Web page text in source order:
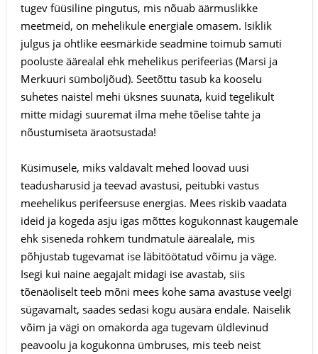
tugev füüsiline pingutus, mis nõuab äärmuslikke
meetmeid, on mehelikule energiale omasem. Isiklik
julgus ja ohtlike eesmärkide seadmine toimub samuti
pooluste äärealal ehk mehelikus perifeerias (Marsi ja
Merkuuri sümboljõud). Seetõttu tasub ka kooselu
suhetes naistel mehi üksnes suunata, kuid tegelikult
mitte midagi suuremat ilma mehe tõelise tahte ja
nõustumiseta äraotsustada!
Küsimusele, miks valdavalt mehed loovad uusi
teadusharusid ja teevad avastusi, peitubki vastus
meehelikus perifeersuse energias. Mees riskib vaadata
ideid ja kogeda asju igas mõttes kogukonnast kaugemale
ehk siseneda rohkem tundmatule äärealale, mis
põhjustab tugevamat ise läbitöötatud võimu ja väge.
Isegi kui naine aegajalt midagi ise avastab, siis
tõenäoliselt teeb mõni mees kohe sama avastuse veelgi
sügavamalt, saades sedasi kogu ausära endale. Naiselik
võim ja vägi on omakorda aga tugevam üldlevinud
peavoolu ja kogukonna ümbruses, mis teeb neist